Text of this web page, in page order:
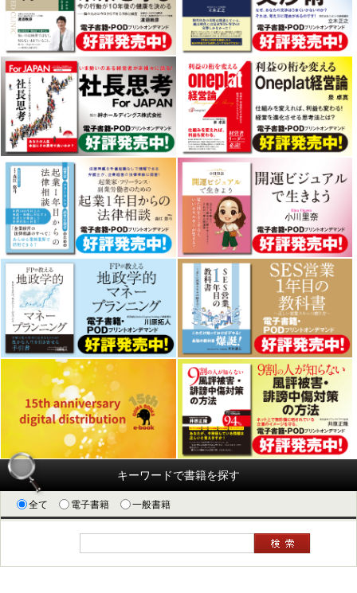
キーワードで書籍を探す
全て 電子書籍 一般書籍